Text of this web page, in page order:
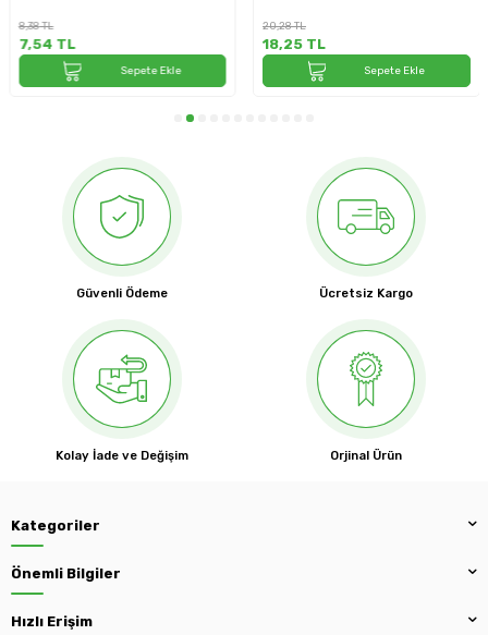
8,38TL
7,54 TL
Sepete Ekle
20,28TL
18,25TL
Sepete Ekle
Güvenli Ödeme Ücretsiz Kargo
Kolay İade ve Değişim Orjinal Ürün
Kategoriler
Önemli Bilgiler
Hızlı Erişim